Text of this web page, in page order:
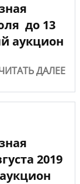
до 13
аукцион
ДАЛЕЕ
2019